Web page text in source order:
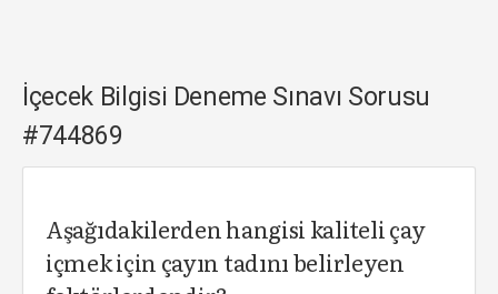
İçecek Bilgisi Deneme Sınavı Sorusu
#744869
Aşağıdakilerden hangisi kaliteli çay
içmek için çayın tadını belirleyen